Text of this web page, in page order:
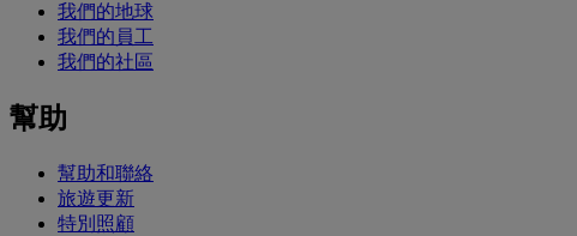
我們的地球
我們的員工
我們的社區
幫助
幫助和聯絡
旅遊更新
特別照顧